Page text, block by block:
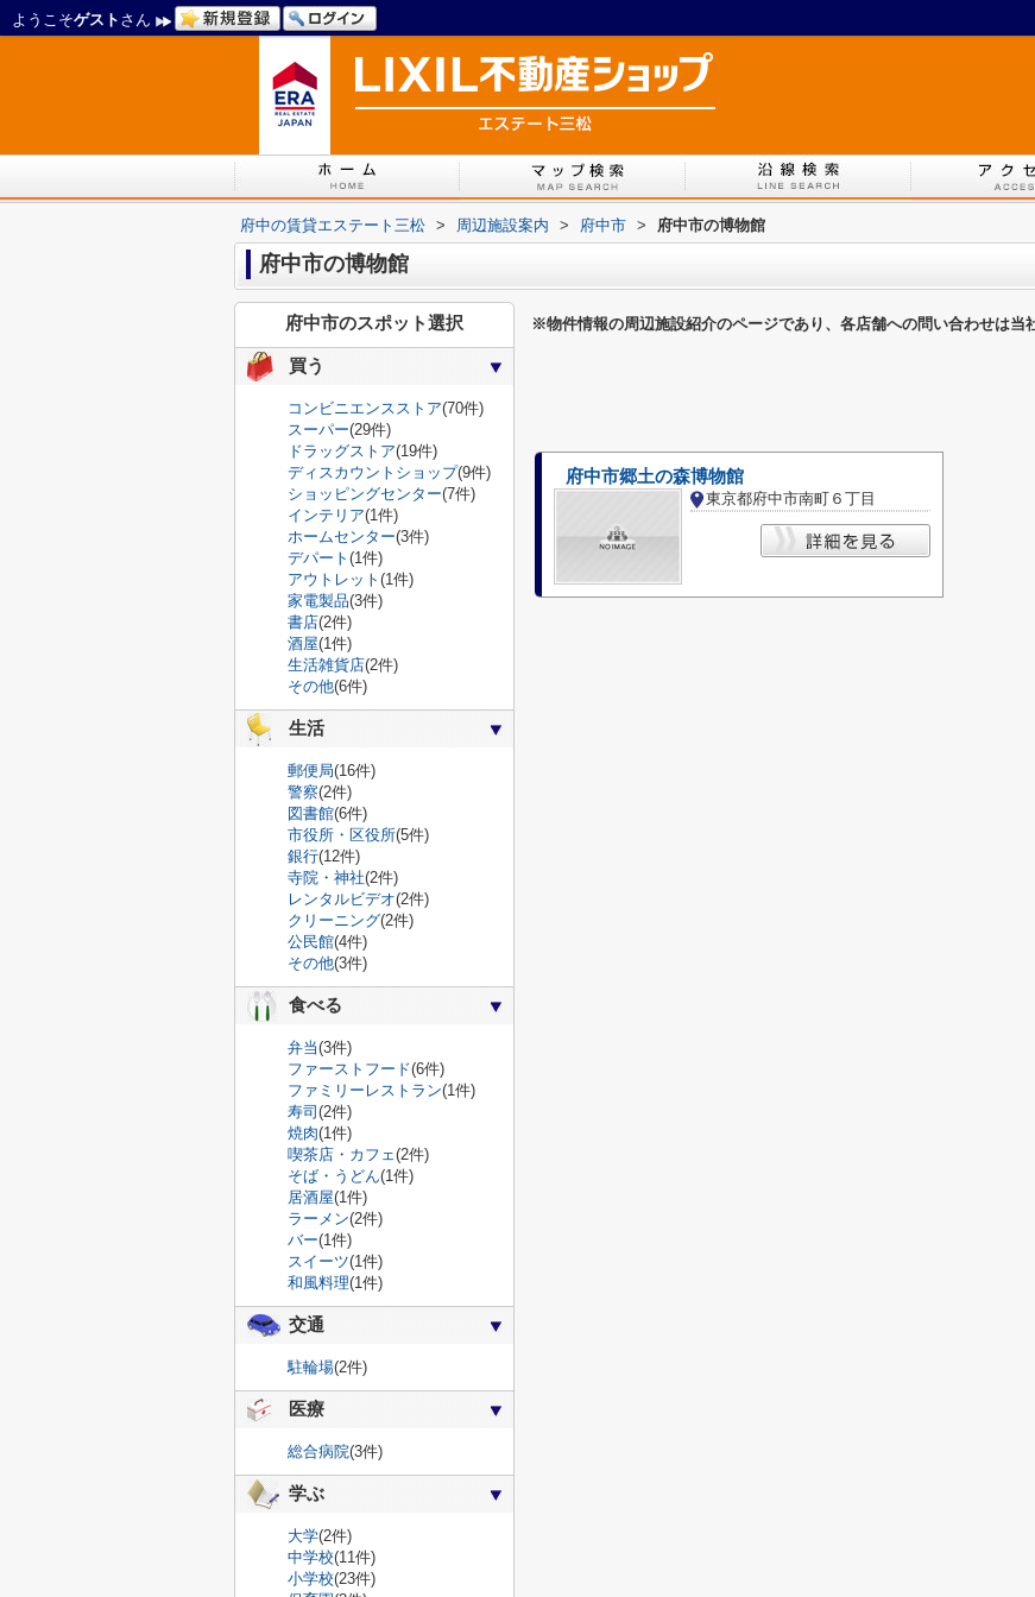
ようこそゲスト さん
府中の賃貸エステート三松 > 周辺施設案内 > 府中市 > 府中市の博物館
府中市の博物館
※物件情報の周辺施設紹介のページであり、各店舗への問い合わせは当
府中市郷土の森博物館
東京都府中市南町６丁目
府中市のスポット選択
買う
コンビニエンスストア(70件)
スーパー(29件)
ドラッグストア(19件)
ディスカウントショップ(9件)
ショッピングセンター(7件)
インテリア(1件)
ホームセンター(3件)
デパート (1件)
アウトレット (1件)
家電製品(3件)
書店(2件)
酒屋(1件)
生活雑貨店(2件)
その他(6件)
生活
郵便局(16件)
警察(2件)
図書館(6件)
市役所・区役所(5件)
銀行(12件)
寺院・神社(2件)
レンタルビデオ(2件)
クリーニング(2件)
公民館(4件)
その他(3件)
食べる
弁当(3件)
ファーストフード(6件)
ファミリーレストラン(1件)
寿司 (2件)
焼肉(1件)
喫茶店・カフェ(2件)
そば・うどん(1件)
居酒屋(1件)
ラーメン(2件)
バー(1件)
スイーツ(1件)
和風料理(1件)
交通
駐輪場(2件)
医療
総合病院(3件)
学ぶ
大学(2件)
中学校(11件)
小学校(23件)